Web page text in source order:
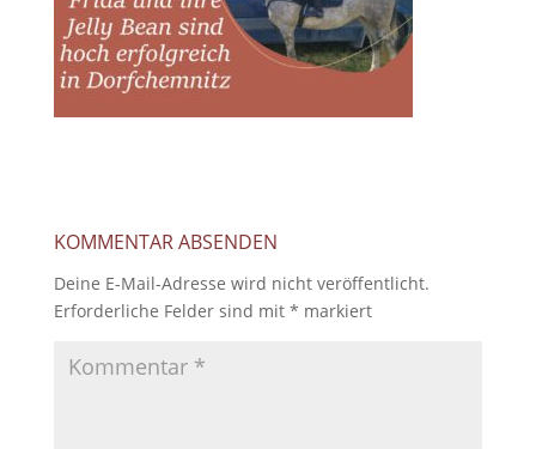
KOMMENTAR ABSENDEN
Deine E-Mail-Adresse wird nicht veröffentlicht.
Erforderliche Felder sind mit * markiert